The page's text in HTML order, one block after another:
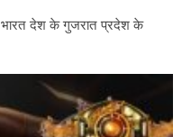
देश के गुजरात प्रदेश के